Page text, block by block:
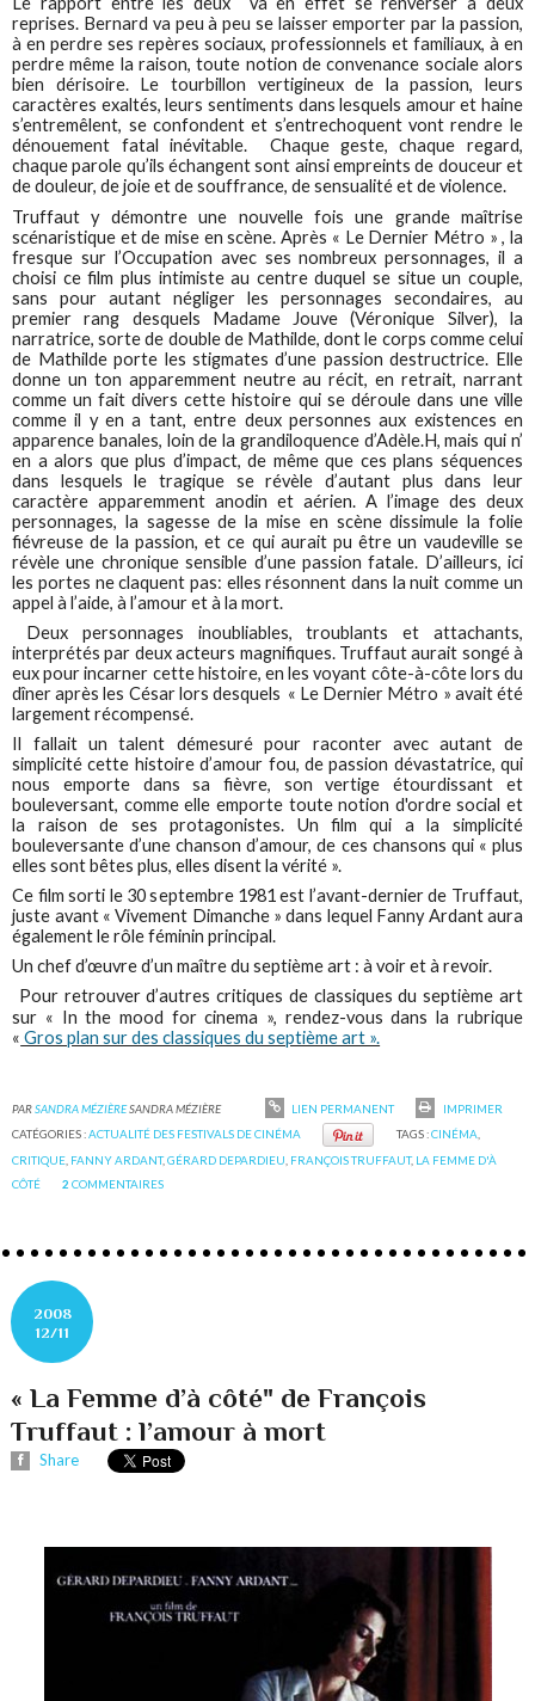
reprises. Bernard va peu à peu se laisser emporter par la passion,
à en perdre ses repères sociaux, professionnels et familiaux, à en
perdre même la raison, toute notion de convenance sociale alors
bien dérisoire. Le tourbillon vertigineux de la passion, leurs
caractères exaltés, leurs sentiments dans lesquels amour et haine
s’entremêlent, se confondent et s’entrechoquent vont rendre le
dénouement fatal inévitable. Chaque geste, chaque regard,
chaque parole qu’ils échangent sont ainsi empreints de douceur et
de douleur, de joie et de souffrance, de sensualité et de violence.
Truffaut y démontre une nouvelle fois une grande maîtrise
scénaristique et de mise en scène. Après « Le Dernier Métro » , la
fresque sur l’Occupation avec ses nombreux personnages, il a
choisi ce film plus intimiste au centre duquel se situe un couple,
sans pour autant négliger les personnages secondaires, au
premier rang desquels Madame Jouve (Véronique Silver), la
narratrice, sorte de double de Mathilde, dont le corps comme celui
de Mathilde porte les stigmates d’une passion destructrice. Elle
donne un ton apparemment neutre au récit, en retrait, narrant
comme un fait divers cette histoire qui se déroule dans une ville
comme il y en a tant, entre deux personnes aux existences en
apparence banales, loin de la grandiloquence d’Adèle.H, mais qui n’
en a alors que plus d’impact, de même que ces plans séquences
dans lesquels le tragique se révèle d’autant plus dans leur
caractère apparemment anodin et aérien. A l’image des deux
personnages, la sagesse de la mise en scène dissimule la folie
fiévreuse de la passion, et ce qui aurait pu être un vaudeville se
révèle une chronique sensible d’une passion fatale. D’ailleurs, ici
les portes ne claquent pas: elles résonnent dans la nuit comme un
appel à l’aide, à l’amour et à la mort.
Deux personnages inoubliables, troublants et attachants,
interprétés par deux acteurs magnifiques. Truffaut aurait songé à
eux pour incarner cette histoire, en les voyant côte-à-côte lors du
dîner après les César lors desquels « Le Dernier Métro » avait été
largement récompensé.
Il fallait un talent démesuré pour raconter avec autant de
simplicité cette histoire d’amour fou, de passion dévastatrice, qui
nous emporte dans sa fièvre, son vertige étourdissant et
bouleversant, comme elle emporte toute notion d'ordre social et
la raison de ses protagonistes. Un film qui a la simplicité
bouleversante d’une chanson d’amour, de ces chansons qui « plus
elles sont bêtes plus, elles disent la vérité ».
Ce film sorti le 30 septembre 1981 est l’avant-dernier de Truffaut,
juste avant « Vivement Dimanche » dans lequel Fanny Ardant aura
également le rôle féminin principal.
Un chef d’œuvre d’un maître du septième art : à voir et à revoir.
Pour retrouver d’autres critiques de classiques du septième art
sur « In the mood for cinema », rendez-vous dans la rubrique
« Gros plan sur des classiques du septième art ».
PARSANDRA MÉZIÈRESANDRA MÉZIÈRE LIEN PERMANENT
IMPRIMER
CATÉGORIES :ACTUALITÉ DES FESTIVALS DE CINÉMA TAGS :CINÉMA
CRITIQUE FANNY ARDANT,GÉRARD DEPARDIEU FRANÇOIS TRUFFAUT, LA FEMME D'À
CÔTÉ
2 COMMENTAIRES
2008
12/11
« La Femme d’à côté" de François
Truffaut : l’amour à mort
Share